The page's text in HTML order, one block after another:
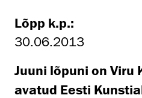
Lõpp k.p.:
30.06.2013
Juuni lõpuni on Viru
avatud Eesti